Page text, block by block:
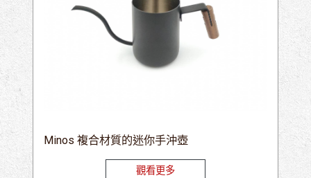
Minos 複合材質的迷你手沖壺
觀看更多